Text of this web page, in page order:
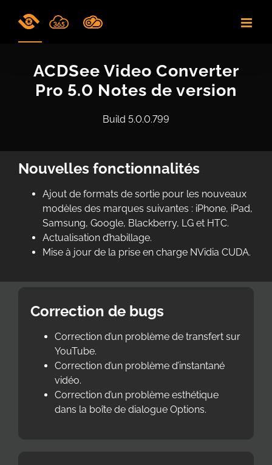
ACDSee Video Converter
Pro 5.0 Notes de version
Build 5.0.0.799
Nouvelles fonctionnalités
Ajout de formats de sortie pour les nouveaux
modèles des marques suivantes : iPhone, iPad,
Samsung, Google, Blackberry, LG et HTC.
Actualisation d’habillage.
Mise à jour de la prise en charge NVidia CUDA.
Correction de bugs
Correction d’un problème de transfert sur
YouTube.
Correction d’un problème d’instantané
vidéo.
Correction d’un problème esthétique
dans la boîte de dialogue Options.